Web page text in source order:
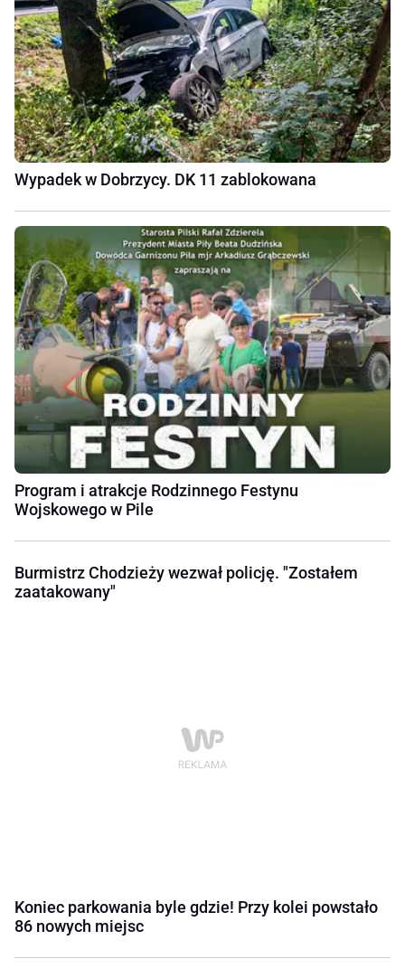
Wypadek w Dobrzycy. DK 11 zablokowana
Program i atrakcje Rodzinnego Festynu
Wojskowego w Pile
Burmistrz Chodzieży wezwał policję. "Zostałem
zaatakowany"
Koniec parkowania byle gdzie! Przy kolei powstało
86 nowych miejsc